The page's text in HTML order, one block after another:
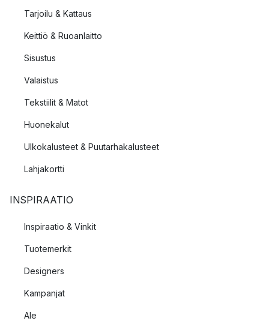
Tarjoilu & Kattaus
Keittiö & Ruoanlaitto
Sisustus
Valaistus
Tekstiilit & Matot
Huonekalut
Ulkokalusteet & Puutarhakalusteet
Lahjakortti
INSPIRAATIO
Inspiraatio & Vinkit
Tuotemerkit
Designers
Kampanjat
Ale